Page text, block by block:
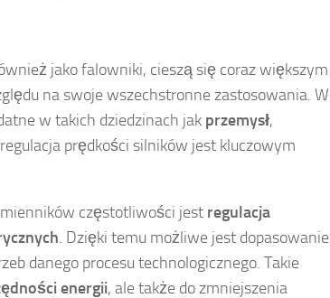
jako falowniki, cieszą się coraz większym
na swoje wszechstronne zastosowania. W
w takich dziedzinach jak przemysł,
prędkości silników jest kluczowym
częstotliwości jest regulacja
. Dzięki temu możliwe jest dopasowanie
danego procesu technologicznego. Takie
energii, ale także do zmniejszenia